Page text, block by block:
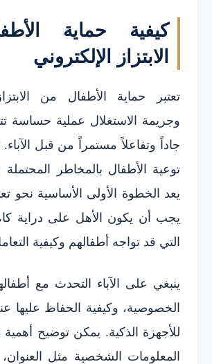
كيفية حماية
الابتزاز الإلكتروني
تعتبر حماية الأطفال من
وجريمة الاستغلال عملية حساسة
جاداً وتفاعلاً مستمراً من قبل
توعية الأطفال بالمخاطر المحتملة
يعد الخطوة الأولى الأساسية نحو
يجب أن يكون الأهل على دراية
التي قد تواجه أطفالهم وكيفية
ينبغي على الآباء التحدث مع
الخصوصية، وكيفية الحفاظ عليها
للأجهزة الذكية. يمكن توضيح
المعلومات الشخصية مثل